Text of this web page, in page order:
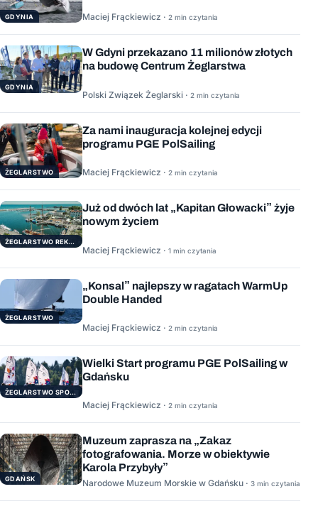
GDYNIA Maciej Frąckiewicz · 2 min czytania
GDYNIA
W Gdyni przekazano 11 milionów złotych
na budowę Centrum Żeglarstwa
Polski Związek Żeglarski · 2 min czytania
ŻEGLARSTWO
Za nami inauguracja kolejnej edycji
programu PGE PolSailing
Maciej Frąckiewicz · 2 min czytania
ŻEGLARSTWO REKERACYJNE
Już od dwóch lat „Kapitan Głowacki” żyje
nowym życiem
Maciej Frąckiewicz · 1 min czytania
ŻEGLARSTWO
„Konsal” najlepszy w ragatach WarmUp
Double Handed
Maciej Frąckiewicz · 2 min czytania
ŻEGLARSTWO SPORTOWE
Wielki Start programu PGE PolSailing w
Gdańsku
Maciej Frąckiewicz · 2 min czytania
GDAŃSK
Muzeum zaprasza na „Zakaz
fotografowania. Morze w obiektywie
Karola Przybyły”
Narodowe Muzeum Morskie w Gdańsku · 3 min czytania